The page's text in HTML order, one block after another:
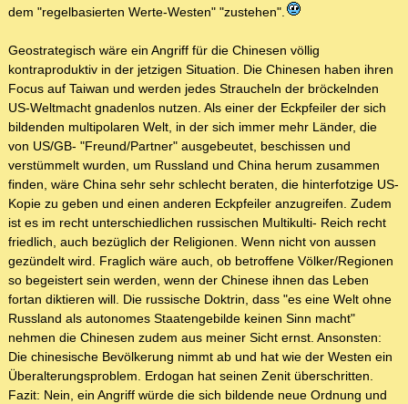
dem "regelbasierten Werte-Westen" "zustehen".
Geostrategisch wäre ein Angriff für die Chinesen völlig
kontraproduktiv in der jetzigen Situation. Die Chinesen haben ihren
Focus auf Taiwan und werden jedes Straucheln der bröckelnden
US-Weltmacht gnadenlos nutzen. Als einer der Eckpfeiler der sich
bildenden multipolaren Welt, in der sich immer mehr Länder, die
von US/GB- "Freund/Partner" ausgebeutet, beschissen und
verstümmelt wurden, um Russland und China herum zusammen
finden, wäre China sehr sehr schlecht beraten, die hinterfotzige US-
Kopie zu geben und einen anderen Eckpfeiler anzugreifen. Zudem
ist es im recht unterschiedlichen russischen Multikulti- Reich recht
friedlich, auch bezüglich der Religionen. Wenn nicht von aussen
gezündelt wird. Fraglich wäre auch, ob betroffene Völker/Regionen
so begeistert sein werden, wenn der Chinese ihnen das Leben
fortan diktieren will. Die russische Doktrin, dass "es eine Welt ohne
Russland als autonomes Staatengebilde keinen Sinn macht"
nehmen die Chinesen zudem aus meiner Sicht ernst. Ansonsten:
Die chinesische Bevölkerung nimmt ab und hat wie der Westen ein
Überalterungsproblem. Erdogan hat seinen Zenit überschritten.
Fazit: Nein, ein Angriff würde die sich bildende neue Ordnung und